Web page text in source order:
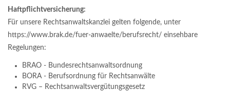
Haftpflichtversicherung:
Für unsere Rechtsanwaltskanzlei gelten folgende, unter
https://www.brak.de/fuer-anwaelte/berufsrecht/ einsehbare
Regelungen:
BRAO - Bundesrechtsanwaltsordnung
BORA - Berufsordnung für Rechtsanwälte
RVG – Rechtsanwaltsvergütungsgesetz